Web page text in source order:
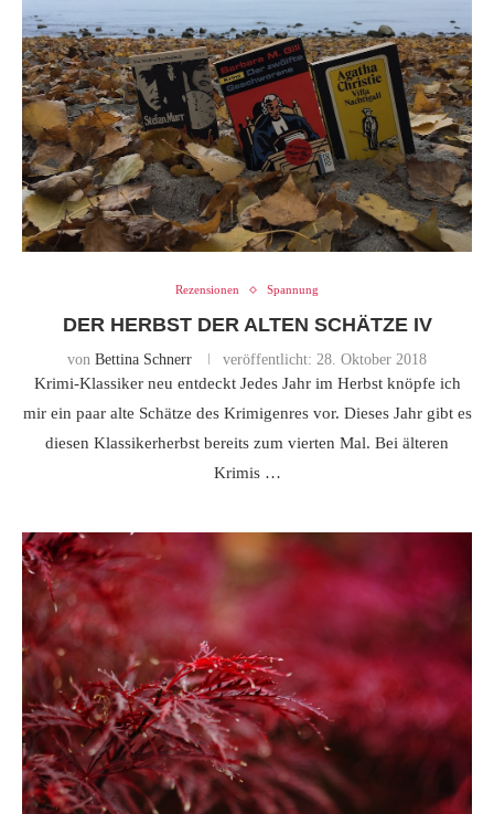
Rezensionen Spannung
DER HERBST DER ALTEN SCHÄTZE IV
von Bettina Schnerr veröffentlicht: 28. Oktober 2018
Krimi-Klassiker neu entdeckt Jedes Jahr im Herbst knöpfe ich
mir ein paar alte Schätze des Krimigenres vor. Dieses Jahr gibt es
diesen Klassikerherbst bereits zum vierten Mal. Bei älteren
Krimis …